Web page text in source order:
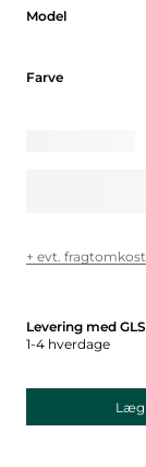
Model
Farve
+ evt.
Levering med GLS
1-4 hverdage
Læg